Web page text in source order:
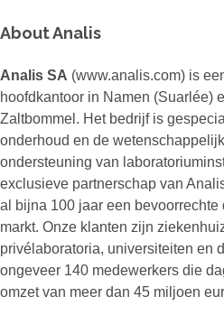
About Analis
Analis SA (www.analis.com) is
hoofdkantoor in Namen (Suarlée)
Zaltbommel. Het bedrijf is
onderhoud en de
ondersteuning van
exclusieve partnerschap van
al bijna 100 jaar een
markt. Onze klanten zijn
privélaboratoria, universiteiten en
ongeveer 140 medewerkers die
omzet van meer dan 45 miljoen